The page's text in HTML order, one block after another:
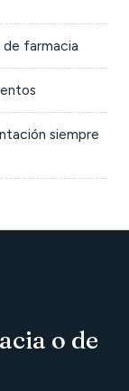
farmacia
siempre
o de